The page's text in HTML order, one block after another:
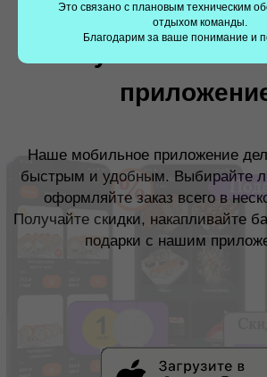
Это связано с плановым техническим
отдыхом команды.
Благодарим за ваше понимание и